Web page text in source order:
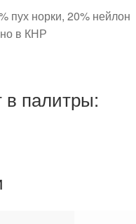
пух норки, 20% нейлон
в КНР
в палитры: